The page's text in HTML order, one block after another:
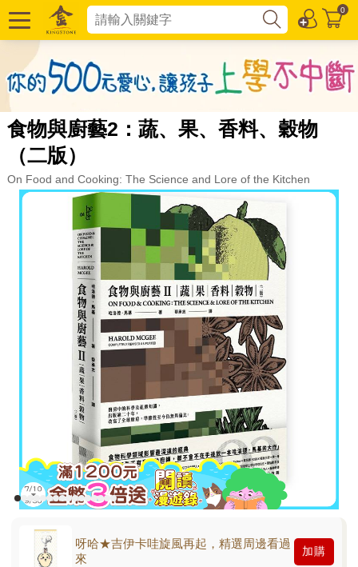
0
食物與廚藝2：蔬、果、香料、穀物
（二版）
On Food and Cooking: The Science and Lore of the Kitchen
呀哈★吉伊卡哇旋風再起，精選周邊看過
來
加購